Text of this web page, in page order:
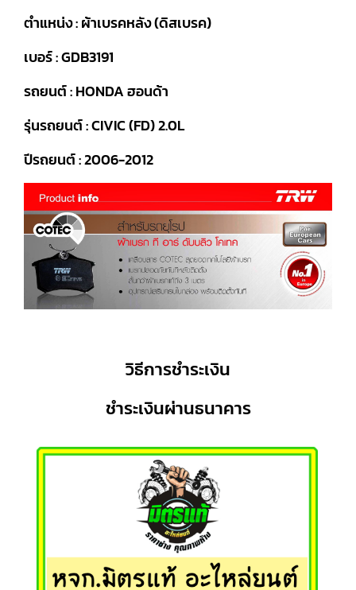
ตำแหน่ง : ผ้าเบรคหลัง (ดิสเบรค)
เบอร์ : GDB3191
รถยนต์ : HONDA ฮอนด้า
รุ่นรถยนต์ : CIVIC (FD) 2.0L
ปีรถยนต์ : 2006-2012
วิธีการชำระเงิน
ชำระเงินผ่านธนาคาร